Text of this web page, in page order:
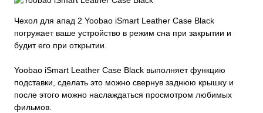
Чехол для апад 2 Yoobao iSmart Leather Case Black
погружает ваше устройство в режим сна при закрытии и
будит его при открытии.
Yoobao iSmart Leather Case Black выполняет функцию
подставки, сделать это можно свернув заднюю крышку и
после этого можно наслаждаться просмотром любимых
фильмов.